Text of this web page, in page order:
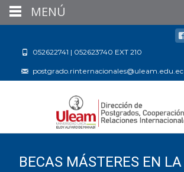
052622741 | 052623740 EXT 210
postgrado.rinternacionales@uleam.edu.ec
BECAS MÁSTERES EN LA
MENÚ